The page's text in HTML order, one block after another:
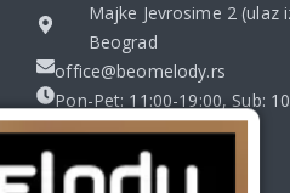
Majke Jevrosime 2 (ulaz
Beograd
office@beomelody.rs
Pon-Pet: 11:00-19:00, Sub:
radimo